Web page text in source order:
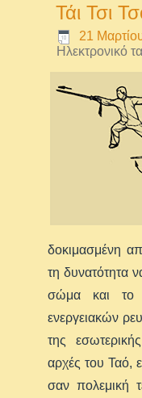
Τάι Τσι
21
Ηλεκτρονικό
δοκιμασμένη
τη δυνατότητα
σώμα και
ενεργειακών
της
αρχές του Ταό,
σαν πολεμική